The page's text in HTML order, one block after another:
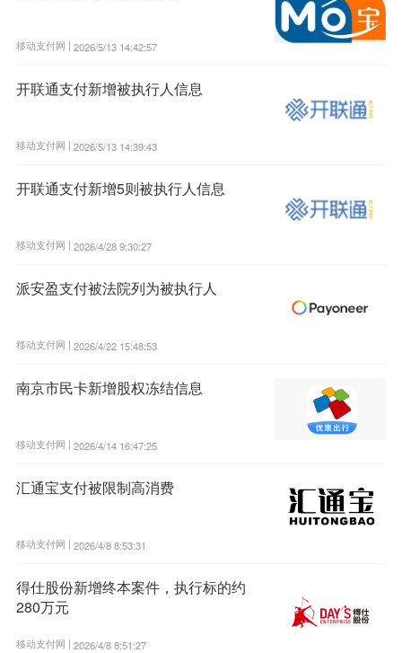
移动支付网 | 2026/5/13 14:42:57
开联通支付新增被执行人信息
移动支付网 | 2026/5/13 14:39:43
开联通支付新增5则被执行人信息
移动支付网 | 2026/4/28 9:30:27
派安盈支付被法院列为被执行人
移动支付网 | 2026/4/22 15:48:53
南京市民卡新增股权冻结信息
移动支付网 | 2026/4/14 16:47:25
汇通宝支付被限制高消费
移动支付网 | 2026/4/8 8:53:31
得仕股份新增终本案件，执行标的约
280万元
移动支付网 | 2026/4/8 8:51:27